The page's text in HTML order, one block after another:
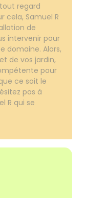
regard
cela, Samuel R
de
intervenir pour
domaine. Alors,
de vos jardin,
pour
ce soit le
pas à
R qui se